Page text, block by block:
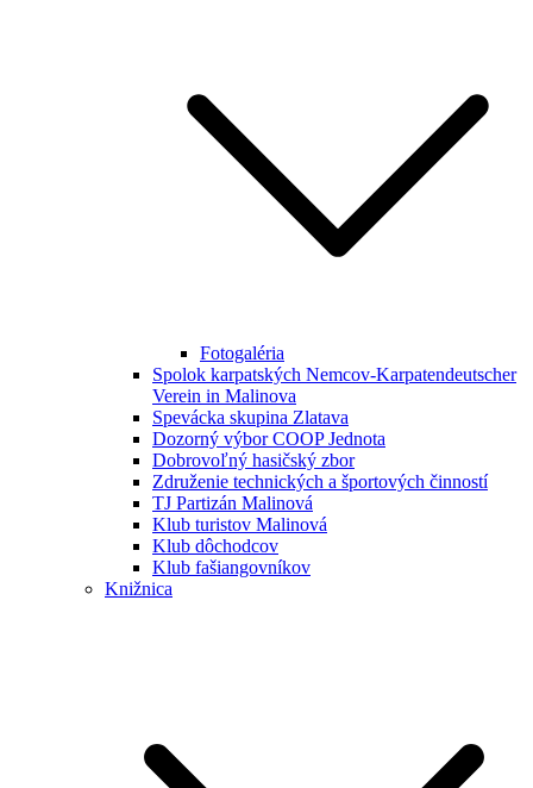
Fotogaléria
Spolok karpatských Nemcov-Karpatendeutscher
Verein in Malinova
Spevácka skupina Zlatava
Dozorný výbor COOP Jednota
Dobrovoľný hasičský zbor
Združenie technických a športových činností
TJ Partizán Malinová
Klub turistov Malinová
Klub dôchodcov
Klub fašiangovníkov
Knižnica